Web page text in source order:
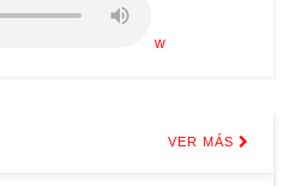
w
VER MÁS